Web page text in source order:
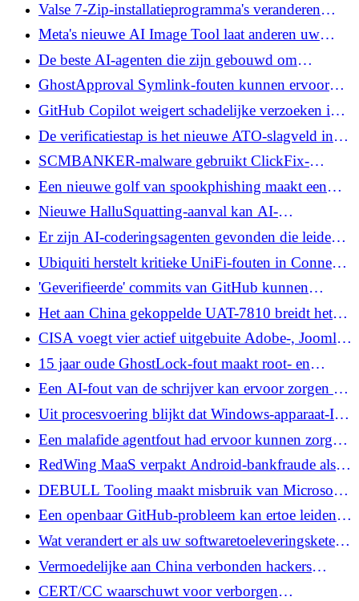
schakelen
Valse 7-Zip-installatieprogramma's veranderen
apparaten in residentiële proxyknooppunten
Meta's nieuwe AI Image Tool laat anderen uw
openbare Instagram-foto's gebruiken in AI-
afbeeldingen
De beste AI-agenten die zijn gebouwd om
kwaadaardige code te onderscheppen, kunnen
worden misleid om deze uit te voeren
GhostApproval Symlink-fouten kunnen ervoor
zorgen dat kwaadaardige repos code uitvoeren in
AI-coderingsagenten
GitHub Copilot weigert schadelijke verzoeken in
de chat en schrijft ze vervolgens in code
De verificatiestap is het nieuwe ATO-slagveld in
2026
SCMBANKER-malware gebruikt ClickFix-
lokmiddelen om Mexicaanse bankgebruikers te
targeten
Een nieuwe golf van spookphishing maakt een
einde aan de traditionele e-mailbeveiliging
Nieuwe HalluSquatting-aanval kan AI-
coderingsassistenten ertoe verleiden botnet-
malware te installeren
Er zijn AI-coderingsagenten gevonden die leiden
tot eindpuntbeveiligingsregels die zijn gebouwd
om aanvallers te vangen
Ubiquiti herstelt kritieke UniFi-fouten in Connect,
Talk, Access, Protect en OS
'Geverifieerde' commits van GitHub kunnen
worden herschreven in nieuwe hashes zonder
handtekeningen te verbreken
Het aan China gekoppelde UAT-7810 breidt het
ORB-netwerk uit met nieuwe LONGLEASH-
malware
CISA voegt vier actief uitgebuite Adobe-, Joomla-
en Langflow-fouten toe aan KEV
15 jaar oude GhostLock-fout maakt root- en
container-escape mogelijk op de meeste Linux-
distributies
Een AI-fout van de schrijver kan ervoor zorgen dat
agenten previews van sessietokens lekken tussen
tenants
Uit procesvoering blijkt dat Windows-apparaat-ID
de FBI heeft geholpen bij het opsporen van een
verspreide Spider-hacker
Een malafide agentfout had ervoor kunnen zorgen
dat aanvallers Google Dialogflow CX-chatbots
konden kapen
RedWing MaaS verpakt Android-bankfraude als
een Telegram-verhuurservice
DEBULL Tooling maakt misbruik van Microsoft-
apparaatcodestroom om M365-accounts te targeten
Een openbaar GitHub-probleem kan ertoe leiden
dat GitHub Agentic-workflows
privéopslaggegevens lekken
Wat verandert er als uw softwaretoeleveringsketen
AI bevat die uw code schrijft?
Vermoedelijke aan China verbonden hackers
exploiteren Roundcube-fouten tegen universiteiten
CERT/CC waarschuwt voor verborgen